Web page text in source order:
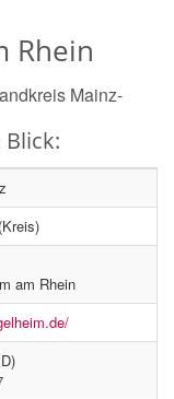
Rhein
Mainz-
am Rhein